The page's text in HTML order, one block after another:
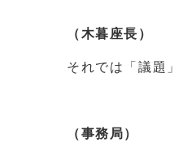
（木暮座長）
それでは「議題
（事務局）